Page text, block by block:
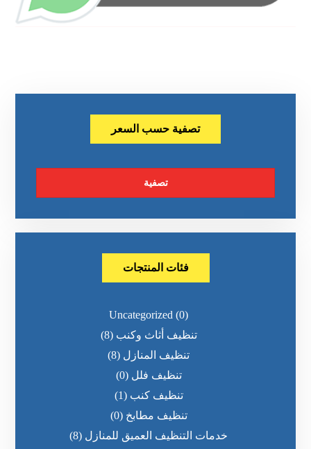
تصفية حسب السعر
تصفية
فئات المنتجات
Uncategorized (0)
تنظيف أثاث وكنب (8)
تنظيف المنازل (8)
تنظيف فلل (0)
تنظيف كنب (1)
تنظيف مطابخ (0)
خدمات التنظيف العميق للمنازل (8)